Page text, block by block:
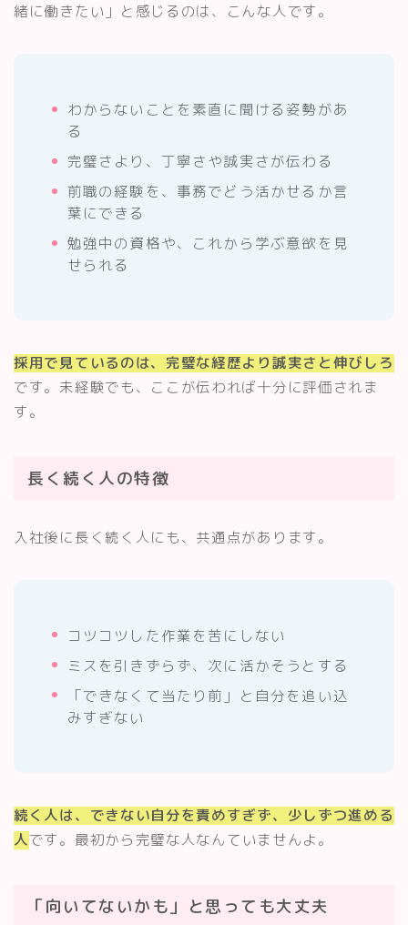
緒に働きたい」と感じるのは、こんな人です。
わからないことを素直に聞ける姿勢があ
る
完璧さより、丁寧さや誠実さが伝わる
前職の経験を、事務でどう活かせるか言
葉にできる
勉強中の資格や、これから学ぶ意欲を見
せられる
採用で見ているのは、完璧な経歴より誠実さと伸びしろ
です。未経験でも、ここが伝われば十分に評価されま
す。
長く続く人の特徴
入社後に長く続く人にも、共通点があります。
コツコツした作業を苦にしない
ミスを引きずらず、次に活かそうとする
「できなくて当たり前」と自分を追い込
みすぎない
続く人は、できない自分を責めすぎず、少しずつ進める
人です。最初から完璧な人なんていませんよ。
「向いてないかも」と思っても大丈夫